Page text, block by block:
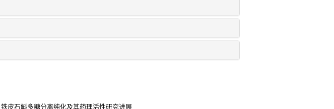
铁皮石斛多糖分离纯化及其药理活性研究进展